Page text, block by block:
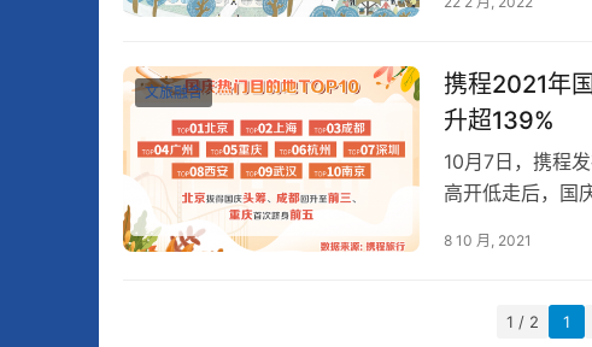
文旅融合
携程2021年
升超139%
10月7日，携程
高开低走后，国
8 10 月, 2021
1 / 2 1